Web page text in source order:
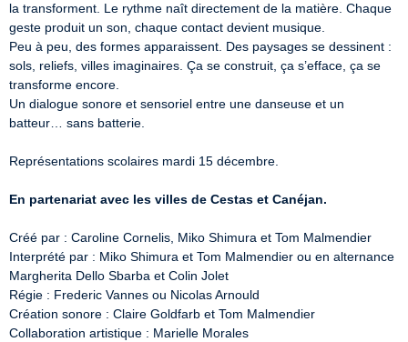
la transforment. Le rythme naît directement de la matière. Chaque
geste produit un son, chaque contact devient musique.
Peu à peu, des formes apparaissent. Des paysages se dessinent :
sols, reliefs, villes imaginaires. Ça se construit, ça s’efface, ça se
transforme encore.
Un dialogue sonore et sensoriel entre une danseuse et un
batteur… sans batterie.
Représentations scolaires mardi 15 décembre.
En partenariat avec les villes de Cestas et Canéjan.
Créé par : Caroline Cornelis, Miko Shimura et Tom Malmendier
Interprété par : Miko Shimura et Tom Malmendier ou en alternance
Margherita Dello Sbarba et Colin Jolet
Régie : Frederic Vannes ou Nicolas Arnould
Création sonore : Claire Goldfarb et Tom Malmendier
Collaboration artistique : Marielle Morales